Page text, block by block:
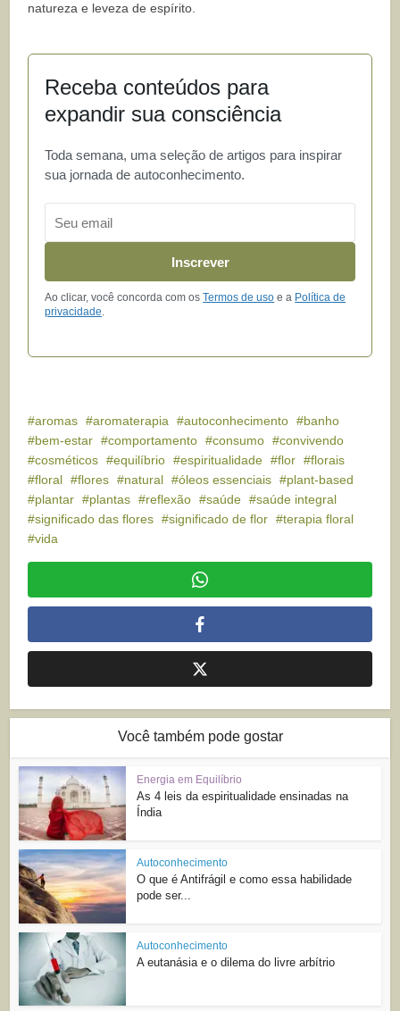
natureza e leveza de espírito.
Receba conteúdos para
expandir sua consciência
Toda semana, uma seleção de artigos para inspirar
sua jornada de autoconhecimento.
Inscrever
Ao clicar, você concorda com osTermos de uso e a Política de
privacidade.
aromas aromaterapia autoconhecimento
banho
bem-estar
comportamento consumo
convivendo
cosméticos
equilíbrio espiritualidade flor
florais
floral
flores natural óleos essenciais
plant-based
plantar
plantas reflexão saúde
saúde integral
significado das flores
significado de flor
terapia floral
vida
Você também pode gostar
Energia em Equilíbrio
As 4 leis da espiritualidade ensinadas na
Índia
Autoconhecimento
O que é Antifrágil e como essa habilidade
pode ser...
Autoconhecimento
A eutanásia e o dilema do livre arbítrio